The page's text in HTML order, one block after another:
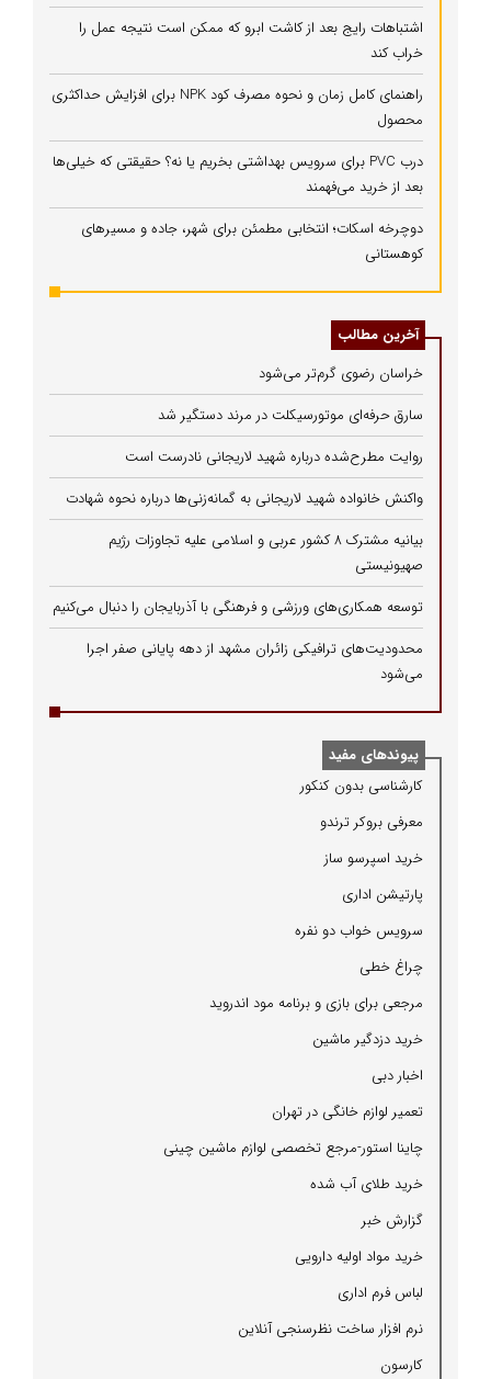
اشتباهات رایج بعد از کاشت ابرو که ممکن است نتیجه عمل را
خراب کند
راهنمای کامل زمان و نحوه مصرف کود NPK برای افزایش حداکثری
محصول
درب PVC برای سرویس بهداشتی بخریم یا نه؟ حقیقتی که خیلی‌ها
بعد از خرید می‌فهمند
دوچرخه اسکات؛ انتخابی مطمئن برای شهر، جاده و مسیرهای
کوهستانی
آخرین مطالب
خراسان رضوی گرم‌تر می‌شود
سارق حرفه‌ای موتورسیکلت در مرند دستگیر شد
روایت مطرح‌شده درباره شهید لاریجانی نادرست است
واکنش خانواده شهید لاریجانی به گمانه‌زنی‌ها درباره نحوه شهادت
بیانیه مشترک ۸ کشور عربی و اسلامی علیه تجاوزات رژیم
صهیونیستی
توسعه همکاری‌های ورزشی و فرهنگی با آذربایجان را دنبال می‌کنیم
محدودیت‌های ترافیکی زائران مشهد از دهه پایانی صفر اجرا
می‌شود
پیوندهای مفید
كارشناسی بدون كنكور
معرفی بروكر ترندو
خرید اسپرسو ساز
پارتیشن اداری
سرویس خواب دو نفره
چراغ خطی
مرجعی برای بازی و برنامه مود اندروید
خرید دزدگیر ماشین
اخبار دبی
تعمیر لوازم خانگی در تهران
چاینا استور-مرجع تخصصی لوازم ماشین چینی
خرید طلای آب شده
گزارش خبر
خرید مواد اولیه دارویی
لباس فرم اداری
نرم افزار ساخت نظرسنجی آنلاین
كارسون